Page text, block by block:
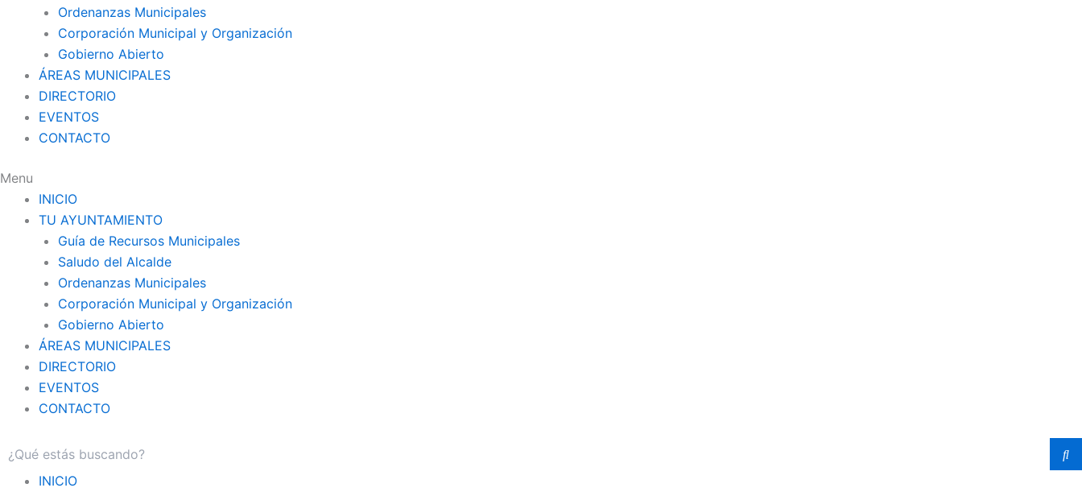
Ordenanzas Municipales
Corporación Municipal y Organización
Gobierno Abierto
ÁREAS MUNICIPALES
DIRECTORIO
EVENTOS
CONTACTO
Menu
INICIO
TU AYUNTAMIENTO
Guía de Recursos Municipales
Saludo del Alcalde
Ordenanzas Municipales
Corporación Municipal y Organización
Gobierno Abierto
ÁREAS MUNICIPALES
DIRECTORIO
EVENTOS
CONTACTO
INICIO